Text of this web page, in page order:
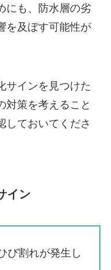
にも、防水層の劣
を及ぼす可能性が
サインを見つけた
対策を考えること
しておいてくださ
イン
び割れが発生し